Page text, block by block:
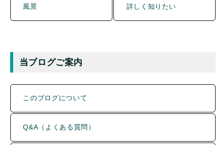
このブログについて
Q&A（よくある質問）